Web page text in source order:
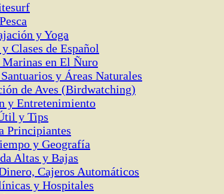
y Yoga
Clases de Español
Marinas en El Ñuro
y Áreas Naturales
de Aves (Birdwatching)
y Entretenimiento
y Tips
Principiantes
y Geografía
Altas y Bajas
Cajeros Automáticos
y Hospitales